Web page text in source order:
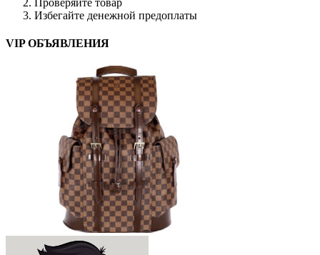
Проверяйте товар
Избегайте денежной предоплаты
VIP ОБЪЯВЛЕНИЯ